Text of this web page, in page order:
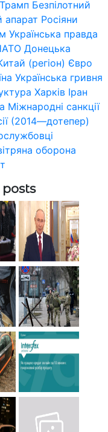
Безпілотний
апарат Росіяни
Українська правда
Донецька
(регіон) Євро
Українська гривня
Харків Іран
Міжнародні санкції
(2014—дотепер)
оборона
posts